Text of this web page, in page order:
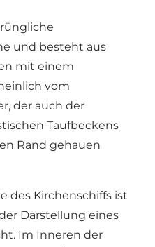
und besteht aus
mit einem
vom
der auch der
Taufbeckens
Rand gehauen
des Kirchenschiffs ist
Darstellung eines
Im Inneren der